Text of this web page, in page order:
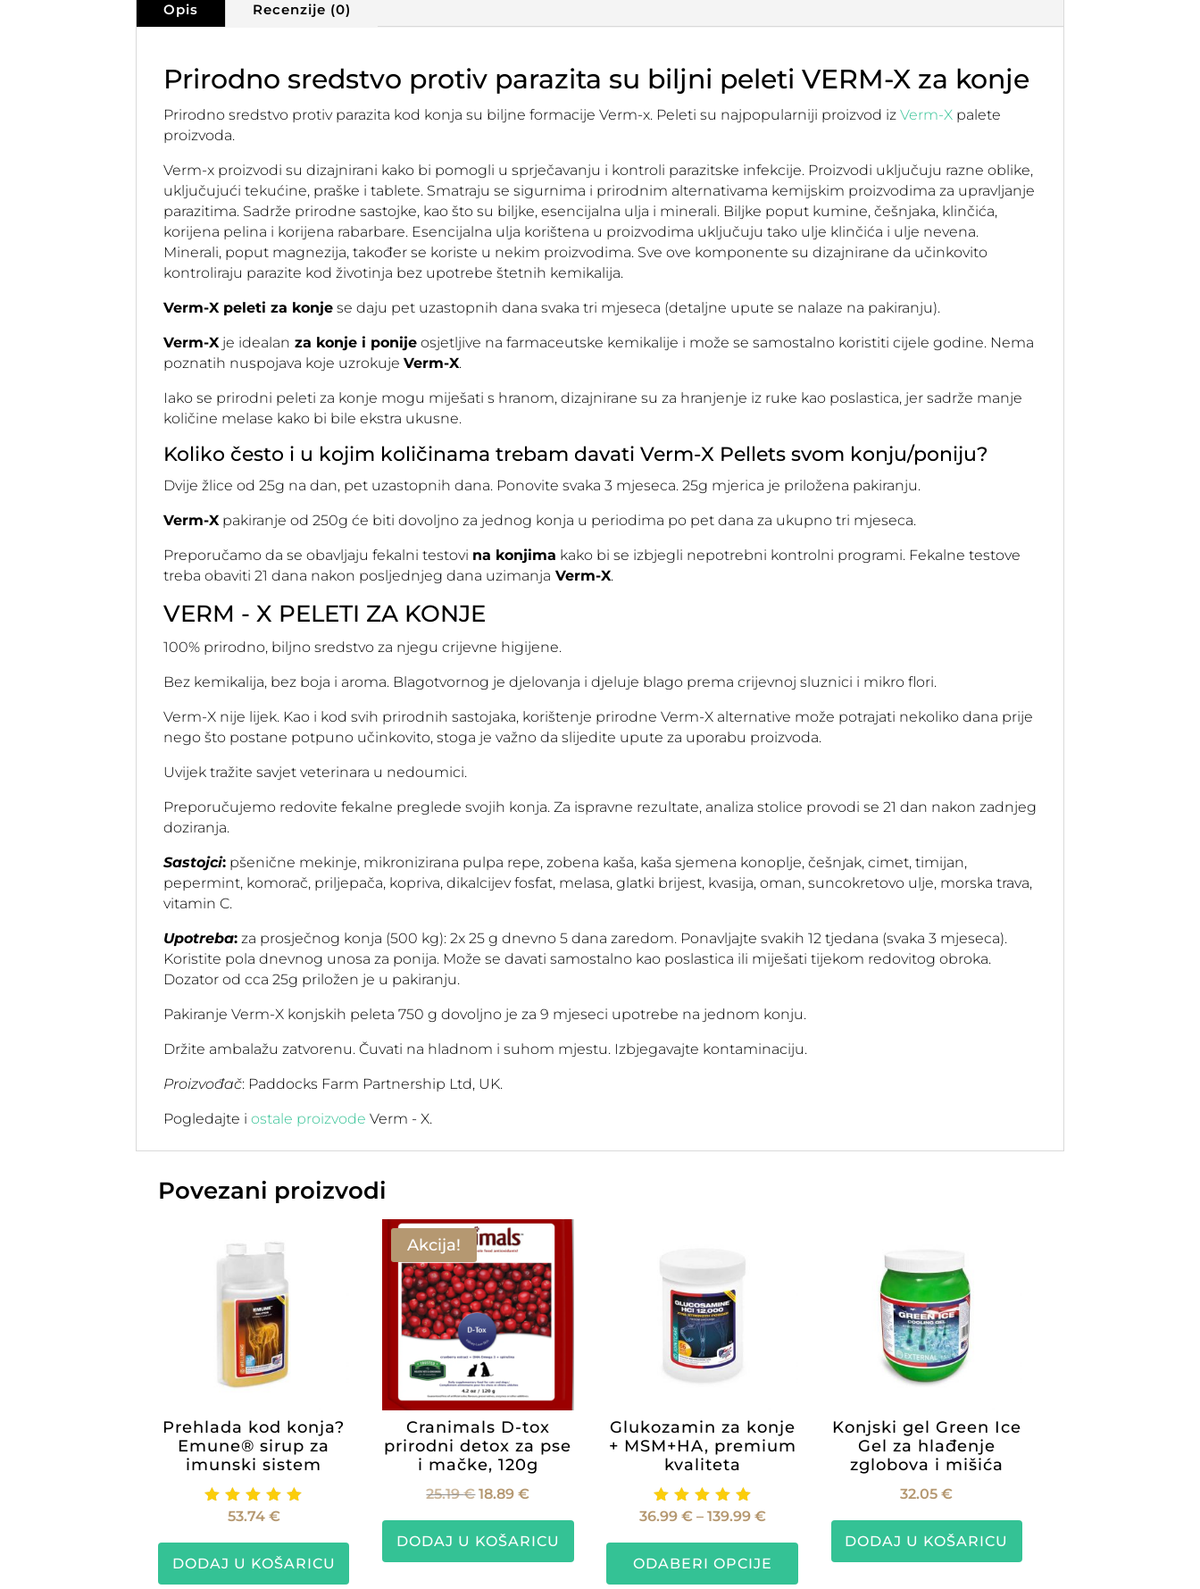
Opis Recenzije (0)
Prirodno sredstvo protiv parazita su biljni peleti VERM-X za konje
Prirodno sredstvo protiv parazita kod konja su biljne formacije Verm-x. Peleti su najpopularniji proizvod iz Verm-X palete
proizvoda.
Verm-x proizvodi su dizajnirani kako bi pomogli u sprječavanju i kontroli parazitske infekcije. Proizvodi uključuju razne oblike,
uključujući tekućine, praške i tablete. Smatraju se sigurnima i prirodnim alternativama kemijskim proizvodima za upravljanje
parazitima. Sadrže prirodne sastojke, kao što su biljke, esencijalna ulja i minerali. Biljke poput kumine, češnjaka, klinčića,
korijena pelina i korijena rabarbare. Esencijalna ulja korištena u proizvodima uključuju tako ulje klinčića i ulje nevena.
Minerali, poput magnezija, također se koriste u nekim proizvodima. Sve ove komponente su dizajnirane da učinkovito
kontroliraju parazite kod životinja bez upotrebe štetnih kemikalija.
Verm-X peleti za konje se daju pet uzastopnih dana svaka tri mjeseca (detaljne upute se nalaze na pakiranju).
Verm-Xje idealan za konje i ponije osjetljive na farmaceutske kemikalije i može se samostalno koristiti cijele godine. Nema
poznatih nuspojava koje uzrokuje Verm-X.
Iako se prirodni peleti za konje mogu miješati s hranom, dizajnirane su za hranjenje iz ruke kao poslastica, jer sadrže manje
količine melase kako bi bile ekstra ukusne.
Koliko često i u kojim količinama trebam davati Verm-X Pellets svom konju/poniju?
Dvije žlice od 25g na dan, pet uzastopnih dana. Ponovite svaka 3 mjeseca. 25g mjerica je priložena pakiranju.
Verm-Xpakiranje od 250g će biti dovoljno za jednog konja u periodima po pet dana za ukupno tri mjeseca.
Preporučamo da se obavljaju fekalni testovi na konjima kako bi se izbjegli nepotrebni kontrolni programi. Fekalne testove
treba obaviti 21 dana nakon posljednjeg dana uzimanja Verm-X.
VERM - X PELETI ZA KONJE
100% prirodno, biljno sredstvo za njegu crijevne higijene.
Bez kemikalija, bez boja i aroma. Blagotvornog je djelovanja i djeluje blago prema crijevnoj sluznici i mikro flori.
Verm-X nije lijek. Kao i kod svih prirodnih sastojaka, korištenje prirodne Verm-X alternative može potrajati nekoliko dana prije
nego što postane potpuno učinkovito, stoga je važno da slijedite upute za uporabu proizvoda.
Uvijek tražite savjet veterinara u nedoumici.
Preporučujemo redovite fekalne preglede svojih konja. Za ispravne rezultate, analiza stolice provodi se 21 dan nakon zadnjeg
doziranja.
Sastojci: pšenične mekinje, mikronizirana pulpa repe, zobena kaša, kaša sjemena konoplje, češnjak, cimet, timijan,
pepermint, komorač, priljepača, kopriva, dikalcijev fosfat, melasa, glatki brijest, kvasija, oman, suncokretovo ulje, morska trava,
vitamin C.
Upotreba: za prosječnog konja (500 kg): 2x 25 g dnevno 5 dana zaredom. Ponavljajte svakih 12 tjedana (svaka 3 mjeseca).
Koristite pola dnevnog unosa za ponija. Može se davati samostalno kao poslastica ili miješati tijekom redovitog obroka.
Dozator od cca 25g priložen je u pakiranju.
Pakiranje Verm-X konjskih peleta 750 g dovoljno je za 9 mjeseci upotrebe na jednom konju.
Držite ambalažu zatvorenu. Čuvati na hladnom i suhom mjestu. Izbjegavajte kontaminaciju.
Proizvođač: Paddocks Farm Partnership Ltd, UK.
Pogledajte i ostale proizvode Verm - X.
Povezani proizvodi
Prehlada kod konja?
Emune® sirup za
imunski sistem
Ocijenje
5.00
od 5
53.74 €
DODAJ U KOŠARICU
Akcija!
Cranimals D-tox
prirodni detox za pse
i mačke, 120g
25.19€Izvorna
cijena
bila
je:
18.89€Trenutna
cijena
je:
18.89 €.
DODAJ U KOŠARICU
Glukozamin za konje
+ MSM+HA, premium
kvaliteta
Ocijenje
5.00
od 5
36.99 € – 139.99 €Raspon
cijena:
od
36.99 €
ODABERI OPCIJE
Ovaj
proizvod
ima
Konjski gel Green Ice
Gel za hlađenje
zglobova i mišića
32.05€
DODAJ U KOŠARICU